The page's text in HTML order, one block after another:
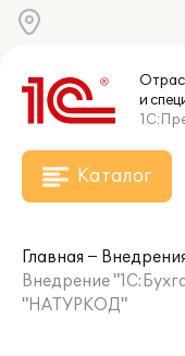
и
Каталог
Главная
Внедрение
"НАТУРКОД"